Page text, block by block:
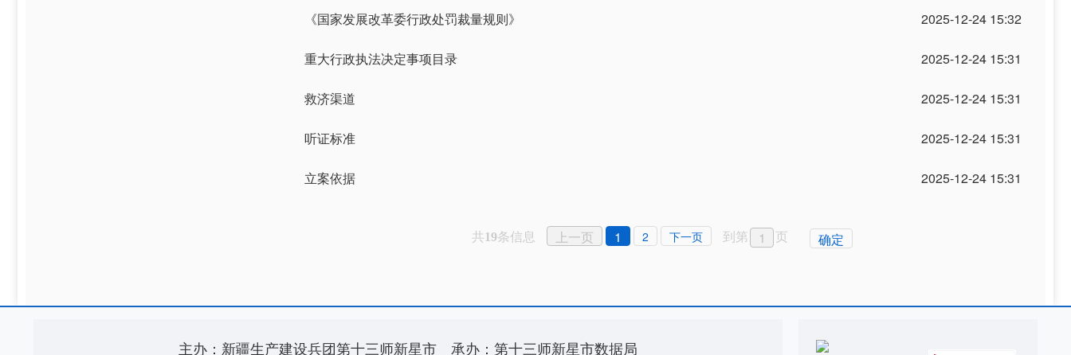
2025-12-24 15:32
《国家发展改革委行政处罚裁量规则》
2025-12-24 15:31
重大行政执法决定事项目录
2025-12-24 15:31
救济渠道
2025-12-24 15:31
听证标准
2025-12-24 15:31
立案依据
共19条信息 上一页 1 2 下一页 到第 页 确定
主办：新疆生产建设兵团第十三师新星市 承办：第十三师新星市数据局